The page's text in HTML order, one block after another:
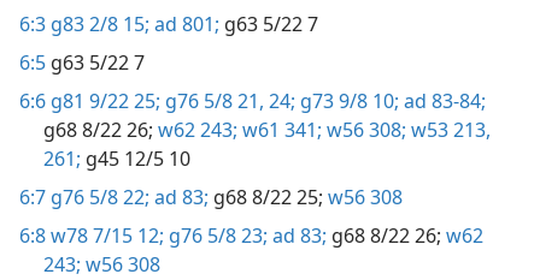
6:3 g83 2/8 15; ad 801; g63 5/22 7
6:5 g63 5/22 7
6:6 g81 9/22 25; g76 5/8 21, 24; g73 9/8 10; ad 83-84;
g68 8/22 26; w62 243; w61 341; w56 308; w53 213,
261; g45 12/5 10
6:7 g76 5/8 22; ad 83; g68 8/22 25; w56 308
6:8w78 7/15 12; g76 5/8 23; ad 83; g68 8/22 26; w62
243; w56 308